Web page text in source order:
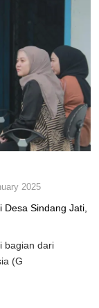
2025
Sindang Jati,
bagian dari
(G